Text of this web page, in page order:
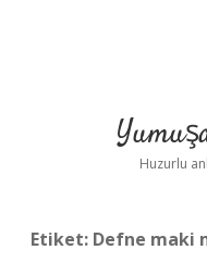
Huzurlu
Etiket: Defne maki